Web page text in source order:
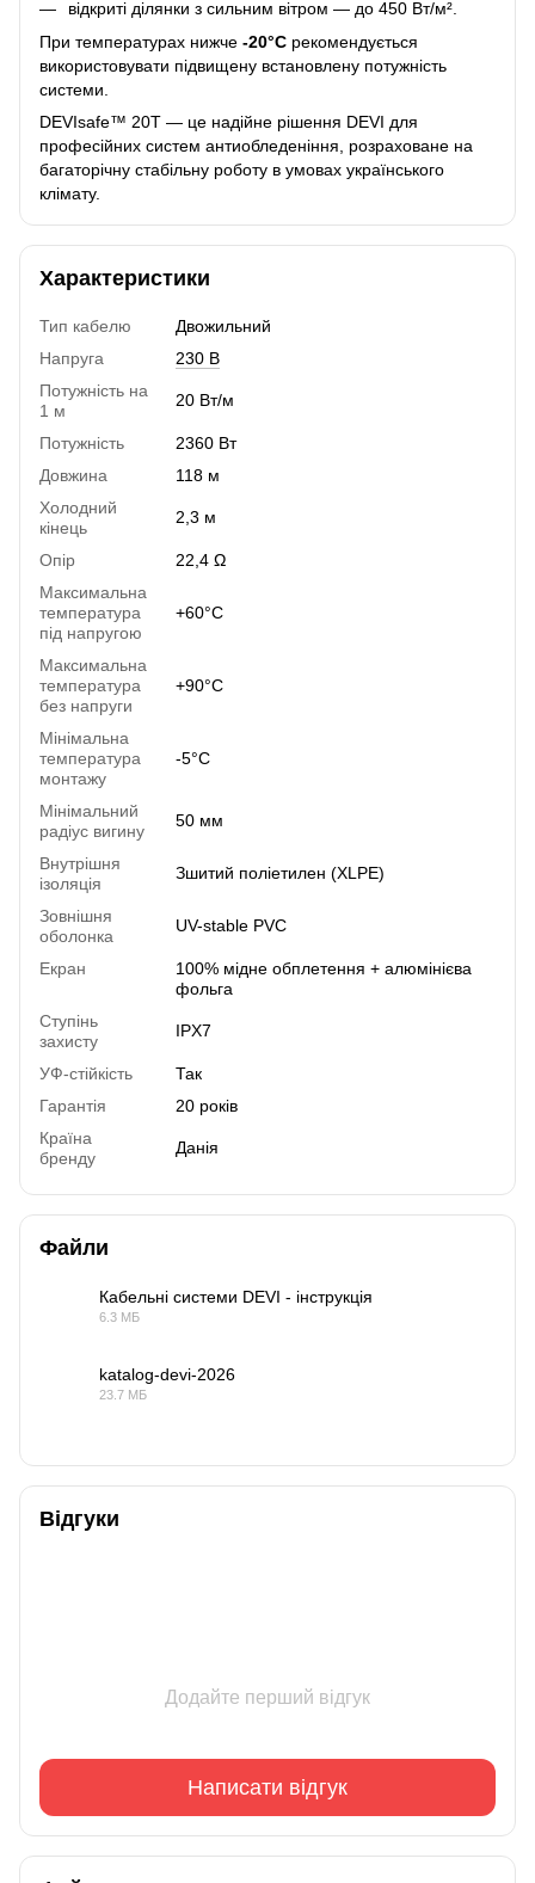
відкриті ділянки з сильним вітром — до 450 Вт/м².
При температурах нижче -20°C рекомендується
використовувати підвищену встановлену потужність
системи.
DEVIsafe™ 20T — це надійне рішення DEVI для
професійних систем антиобледеніння, розраховане на
багаторічну стабільну роботу в умовах українського
клімату.
Характеристики
Тип кабелю
Двожильний
Напруга
230 В
Потужність на
1 м
20 Вт/м
Потужність
2360 Вт
Довжина
118 м
Холодний
кінець
2,3 м
Опір
22,4 Ω
Максимальна
температура
під напругою
+60°C
Максимальна
температура
без напруги
+90°C
Мінімальна
температура
монтажу
-5°C
Мінімальний
радіус вигину
50 мм
Внутрішня
ізоляція
Зшитий поліетилен (XLPE)
Зовнішня
оболонка
UV-stable PVC
Екран
100% мідне обплетення + алюмінієва
фольга
Ступінь
захисту
IPX7
УФ-стійкість
Так
Гарантія
20 років
Країна
бренду
Данія
Файли
Кабельні системи DEVI - інструкція
6.3 МБ
katalog-devi-2026
23.7 МБ
Відгуки
Додайте перший відгук
Написати відгук